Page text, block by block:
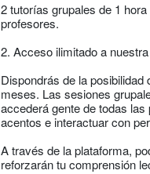
2 tutorías grupales de 1
profesores.
2. Acceso ilimitado a
Dispondrás de la
meses. Las sesiones
accederá gente de todas
acentos e interactuar con
A través de la plataforma,
reforzarán tu comprensión